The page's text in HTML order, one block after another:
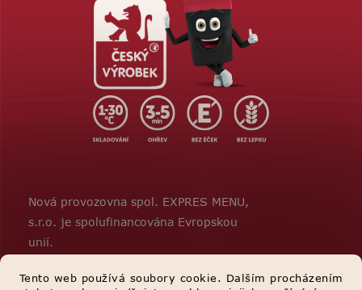
Tento web používá soubory cookie. Dalším procházením
Nová provozovna spol. EXPRES MENU,
s.r.o. je spolufinancována Evropskou
unií.